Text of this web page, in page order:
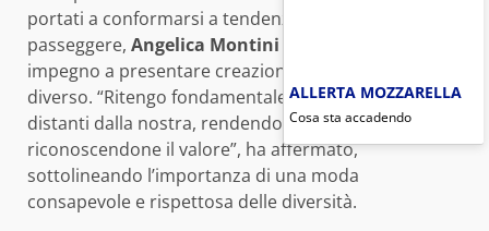
portati a conformarsi a tendenze e mode
passeggere, Angelica Montini
impegno a presentare creazioni con un racconto
diverso. “Ritengo fondamentale celebrare culture
distanti dalla nostra, rendendo loro omaggio e
riconoscendone il valore”, ha affermato,
sottolineando l’importanza di una moda
consapevole e rispettosa delle diversità.
ALLERTA MOZZARELLA
Cosa sta accadendo